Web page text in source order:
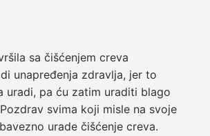
sa čišćenjem creva
unapređenja zdravlja, jer to
uradi, pa ću zatim uraditi blago
svima koji misle na svoje
urade čišćenje creva.